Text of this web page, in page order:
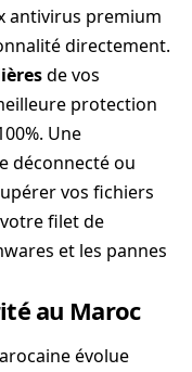
antivirus premium
directement.
de vos
protection
Une
déconnecté ou
vos fichiers
votre filet de
et les pannes
au Maroc
évolue